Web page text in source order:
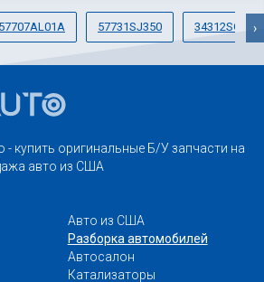
57707AL01A 57731SJ350 ›
- купить оригинальные Б/У запчасти на
авто из США
Авто из США
Разборка автомобилей
Автосалон
Катализаторы